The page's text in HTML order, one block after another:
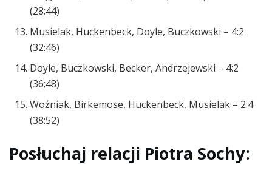
(28:44)
Musielak, Huckenbeck, Doyle, Buczkowski – 4:2
(32:46)
Doyle, Buczkowski, Becker, Andrzejewski – 4:2
(36:48)
Woźniak, Birkemose, Huckenbeck, Musielak – 2:4
(38:52)
Posłuchaj relacji Piotra Sochy: